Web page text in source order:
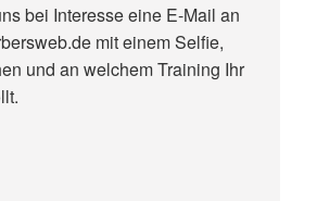
bei Interesse eine E-Mail an
mit einem Selfie,
und an welchem Training Ihr